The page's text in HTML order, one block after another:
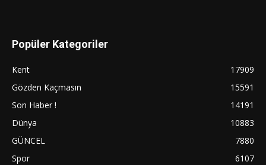
Popüler Kategoriler
Kent
17909
Gözden Kaçmasın
15591
Son Haber !
14191
Dünya
10883
GÜNCEL
7880
Spor
6107